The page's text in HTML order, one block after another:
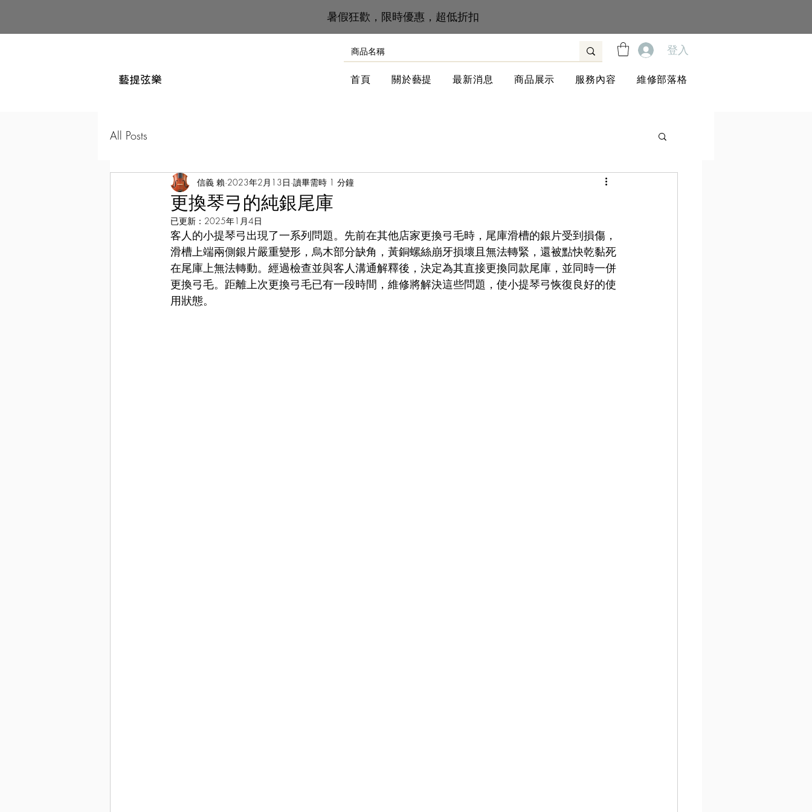
​暑假狂歡，限時優惠，超低折扣
藝提弦樂
登入
首頁 關於藝提 最新消息 商品展示 服務內容 維修部落格
All Posts
更換琴弓的純銀尾庫
信義 賴 2023年2月13日 讀畢需時 1 分鐘
已更新： 2025年1月4日
客人的小提琴弓出現了一系列問題。先前在其他店家更換弓毛時，尾庫滑槽的銀片受到損傷，
滑槽上端兩側銀片嚴重變形，烏木部分缺角，黃銅螺絲崩牙損壞且無法轉緊，還被點快乾黏死
在尾庫上無法轉動。經過檢查並與客人溝通解釋後，決定為其直接更換同款尾庫，並同時一併
更換弓毛。距離上次更換弓毛已有一段時間，維修將解決這些問題，使小提琴弓恢復良好的使
用狀態。